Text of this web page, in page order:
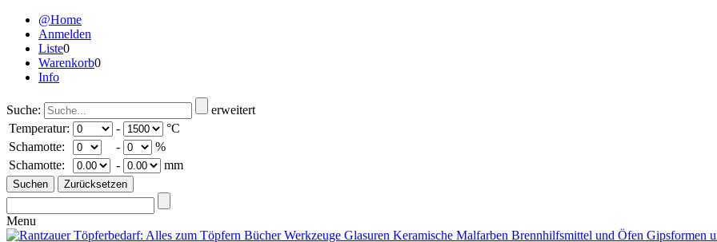
@Home
Anmelden
Liste0
Warenkorb0
Info
Suche:
erweitert
Temperatur:
-
°C
Schamotte:
-
%
Schamotte:
- mm
Menu